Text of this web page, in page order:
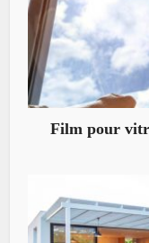
Film pour